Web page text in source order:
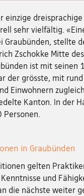
einzige
sehr vielfältig.
Graubünden, stellte
Zschokke Mitte
ist mit seinen
der grösste, mit
Einwohnern
Kanton. In der
Personen.
in Graubünden
gelten
und
die nächste weiter